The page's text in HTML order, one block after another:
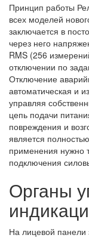
Принцип работы
всех моделей
заключается в
через него
RMS (256
отключении по
Отключение
автоматическая и
управляя
цепь подачи
повреждения и
является
применения нужно
подключения
Органы
На лицевой